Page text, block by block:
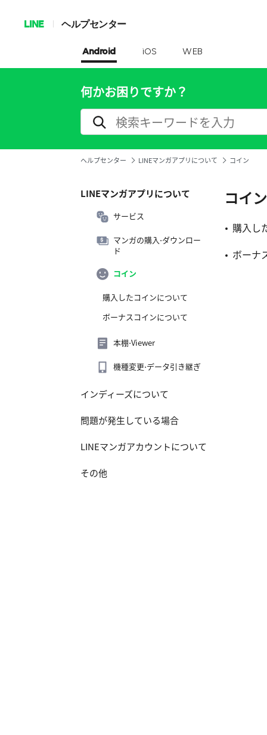
LINE ヘルプセンター
Android iOS WEB
何かお困りですか？
ヘルプセンター LINEマンガアプリについて コイン
LINEマンガアプリについて
サービス
マンガの購入⋅ダウンロー
ド
コイン
購入したコインについて
ボーナスコインについて
本棚⋅Viewer
機種変更⋅データ引き継ぎ
インディーズについて
問題が発生している場合
LINEマンガアカウントについて
その他
コイン
購入し
ボーナ